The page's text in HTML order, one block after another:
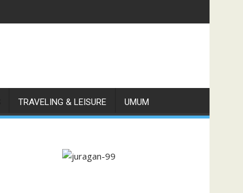
TRAVELING & LEISURE UMUM